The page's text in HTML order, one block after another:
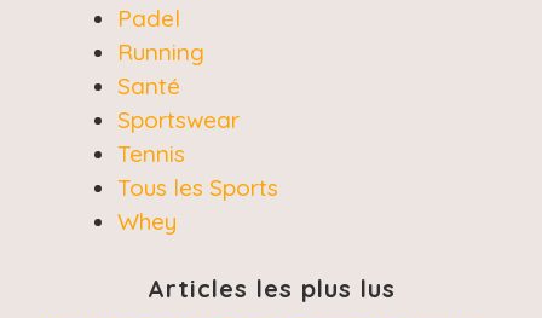
Padel
Running
Santé
Sportswear
Tennis
Tous les Sports
Whey
Articles les plus lus